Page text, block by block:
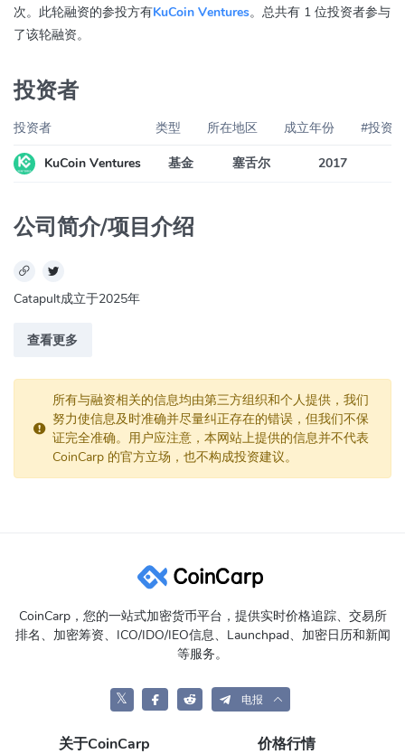
次。此轮融资的参投方有KuCoin Ventures。总共有 1 位投资者参与
了该轮融资。
投资者
投资者 类型 所在地区 成立年份 #投资
KuCoin Ventures 基金 塞舌尔 2017
公司简介/项目介绍
Catapult成立于2025年
查看更多
所有与融资相关的信息均由第三方组织和个人提供，我们
努力使信息及时准确并尽量纠正存在的错误，但我们不保
证完全准确。用户应注意，本网站上提供的信息并不代表
CoinCarp 的官方立场，也不构成投资建议。
CoinCarp，您的一站式加密货币平台，提供实时价格追踪、交易所
排名、加密筹资、ICO/IDO/IEO信息、Launchpad、加密日历和新闻
等服务。
𝕏 电报
关于CoinCarp 价格行情